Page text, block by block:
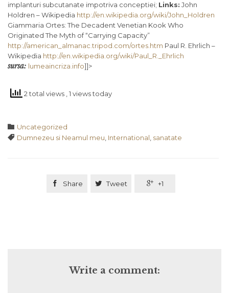
implanturi subcutanate impotriva conceptiei; Links: John
Holdren – Wikipedia http://en.wikipedia.org/wiki/John_Holdren
Giammaria Ortes: The Decadent Venetian Kook Who
Originated The Myth of “Carrying Capacity”
http://american_almanac.tripod.com/ortes.htm Paul R. Ehrlich –
Wikipedia http://en.wikipedia.org/wiki/Paul_R._Ehrlich
sursa: lumeaincriza.info]]>
2 total views , 1 views today
 Category
Uncategorized
 Tags
Dumnezeu si Neamul meu International sanatate
 Share  Tweet  +1
Write a comment: